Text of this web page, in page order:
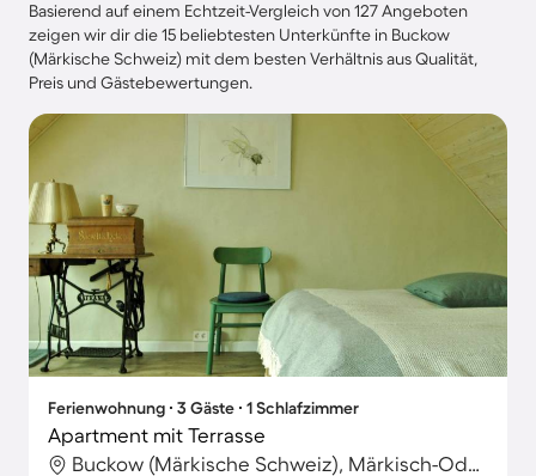
Basierend auf einem Echtzeit-Vergleich von 127 Angeboten
zeigen wir dir die 15 beliebtesten Unterkünfte in Buckow
(Märkische Schweiz) mit dem besten Verhältnis aus Qualität,
Preis und Gästebewertungen.
Ferienwohnung ∙ 3 Gäste ∙ 1 Schlafzimmer
Apartment mit Terrasse
Buckow (Märkische Schweiz), Märkisch-Oderland, Deutschland